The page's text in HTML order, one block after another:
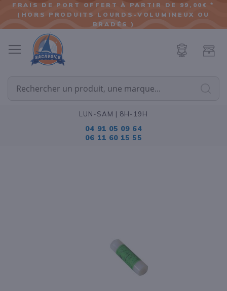
ALLER
AU
FRAIS DE PORT OFFERT À PARTIR DE 99,00€ *
(HORS PRODUITS LOURDS-VOLUMINEUX OU
BRADÉS )
LUN-SAM | 8H-19H
04 91 05 09 64
06 11 60 15 55